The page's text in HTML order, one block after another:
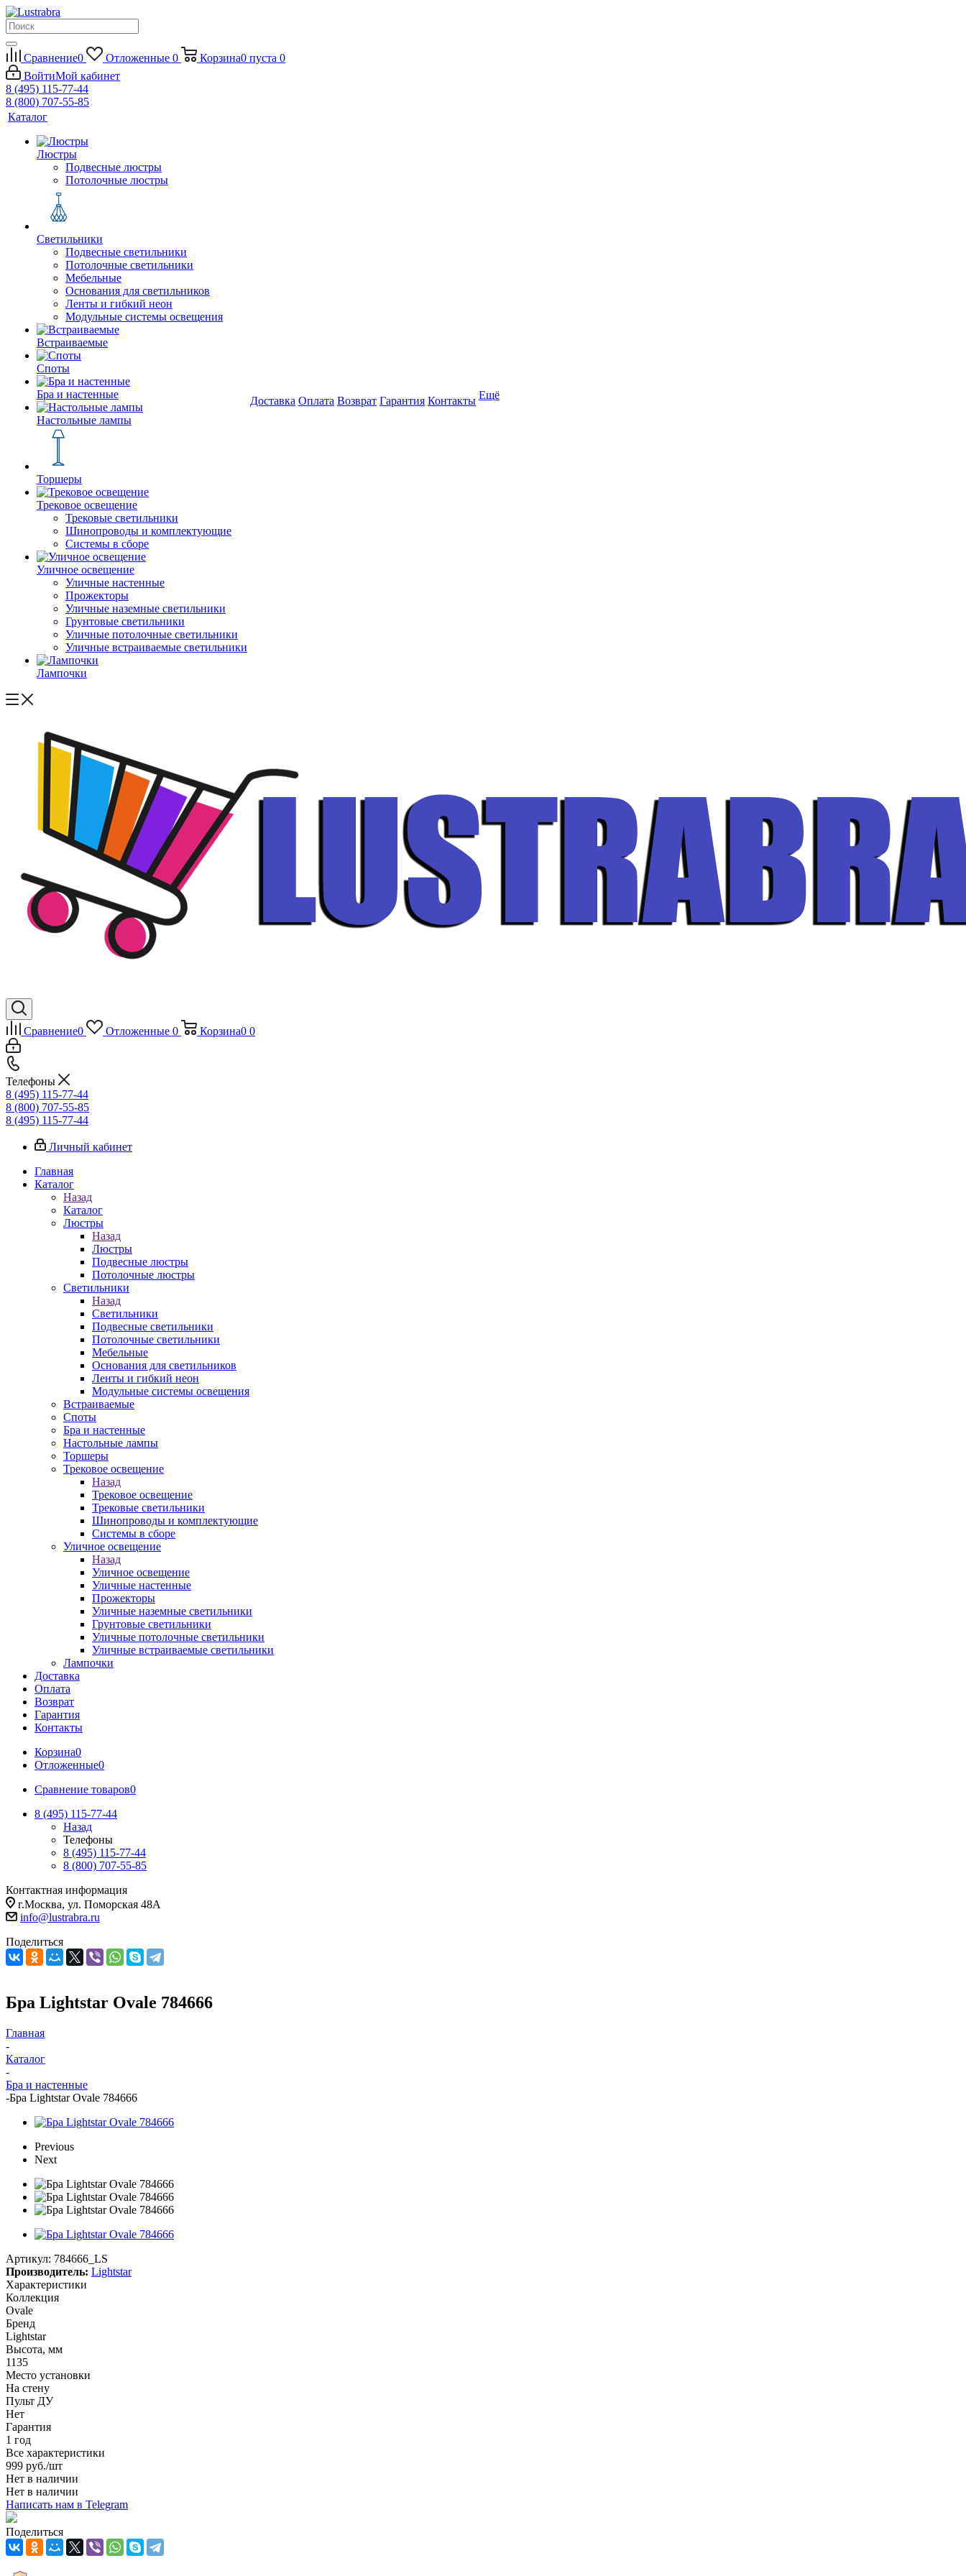
Сравнение0 Отложенные 0 Корзина0 пуста 0
ВойтиМой кабинет
8 (495) 115-77-44
8 (800) 707-55-85
Каталог
Люстры
Подвесные люстры
Потолочные люстры
Светильники
Подвесные светильники
Потолочные светильники
Мебельные
Основания для светильников
Ленты и гибкий неон
Модульные системы освещения
Встраиваемые
Споты
Бра и настенные
Настольные лампы
Торшеры
Трековое освещение
Трековые светильники
Шинопроводы и комплектующие
Системы в сборе
Уличное освещение
Уличные настенные
Прожекторы
Уличные наземные светильники
Грунтовые светильники
Уличные потолочные светильники
Уличные встраиваемые светильники
Лампочки
Доставка Оплата Возврат Гарантия Контакты Ещё
Сравнение0 Отложенные 0 Корзина0 0
Телефоны
8 (495) 115-77-44
8 (800) 707-55-85
8 (495) 115-77-44
Личный кабинет
Главная
Каталог
Назад
Каталог
Люстры
Назад
Люстры
Подвесные люстры
Потолочные люстры
Светильники
Назад
Светильники
Подвесные светильники
Потолочные светильники
Мебельные
Основания для светильников
Ленты и гибкий неон
Модульные системы освещения
Встраиваемые
Споты
Бра и настенные
Настольные лампы
Торшеры
Трековое освещение
Назад
Трековое освещение
Трековые светильники
Шинопроводы и комплектующие
Системы в сборе
Уличное освещение
Назад
Уличное освещение
Уличные настенные
Прожекторы
Уличные наземные светильники
Грунтовые светильники
Уличные потолочные светильники
Уличные встраиваемые светильники
Лампочки
Доставка
Оплата
Возврат
Гарантия
Контакты
Корзина0
Отложенные0
Сравнение товаров0
8 (495) 115-77-44
Назад
Телефоны
8 (495) 115-77-44
8 (800) 707-55-85
Контактная информация
г.Москва, ул. Поморская 48А
info@lustrabra.ru
Поделиться
Бра Lightstar Ovale 784666
Главная
-
Каталог
-
Бра и настенные
-Бра Lightstar Ovale 784666
Previous
Next
Артикул: 784666_LS
Производитель: Lightstar
Характеристики
Коллекция
Ovale
Бренд
Lightstar
Высота, мм
1135
Место установки
На стену
Пульт ДУ
Нет
Гарантия
1 год
Все характеристики
999 руб./шт
Нет в наличии
Нет в наличии
Написать нам в Telegram
Поделиться